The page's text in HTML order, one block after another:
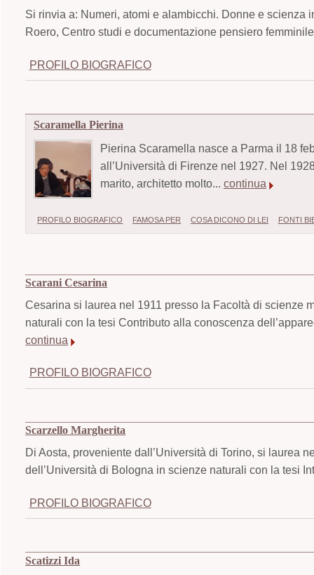
Si rinvia a: Numeri, atomi e alambicchi. Donne e scienza
Roero, Centro studi e documentazione pensiero
PROFILO BIOGRAFICO
Scaramella Pierina
Pierina Scaramella nasce a Parma il 18
all’Università di Firenze nel 1927. Nel
marito, architetto molto... continua
PROFILO BIOGRAFICO FAMOSA PER COSA DICONO DI LEI FONTI
Scarani Cesarina
Cesarina si laurea nel 1911 presso la Facoltà di scienze
naturali con la tesi Contributo alla conoscenza
continua
PROFILO BIOGRAFICO
Scarzello Margherita
Di Aosta, proveniente dall’Università di Torino, si laurea
dell’Università di Bologna in scienze naturali con la tesi
PROFILO BIOGRAFICO
Scatizzi Ida